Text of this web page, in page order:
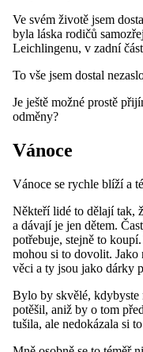
Ve svém životě jsem
byla láska rodičů
Leichlingenu, v zadní
To vše jsem dostal
Je ještě možné prostě
odměny?
Vánoce
Vánoce se rychle blíží a
Někteří lidé to dělají tak,
a dávají je jen dětem.
potřebuje, stejně to
mohou si to dovolit. Jako
věci a ty jsou jako dárky
Bylo by skvělé, kdybyste
potěšil, aniž by o tom
tušila, ale nedokázala si